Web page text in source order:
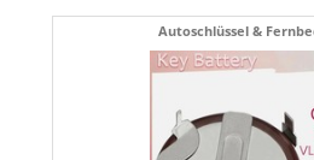
Autoschlüssel &